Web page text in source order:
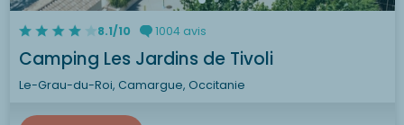
8.1/10 1004 avis
Camping Les Jardins de Tivoli
Le-Grau-du-Roi, Camargue, Occitanie